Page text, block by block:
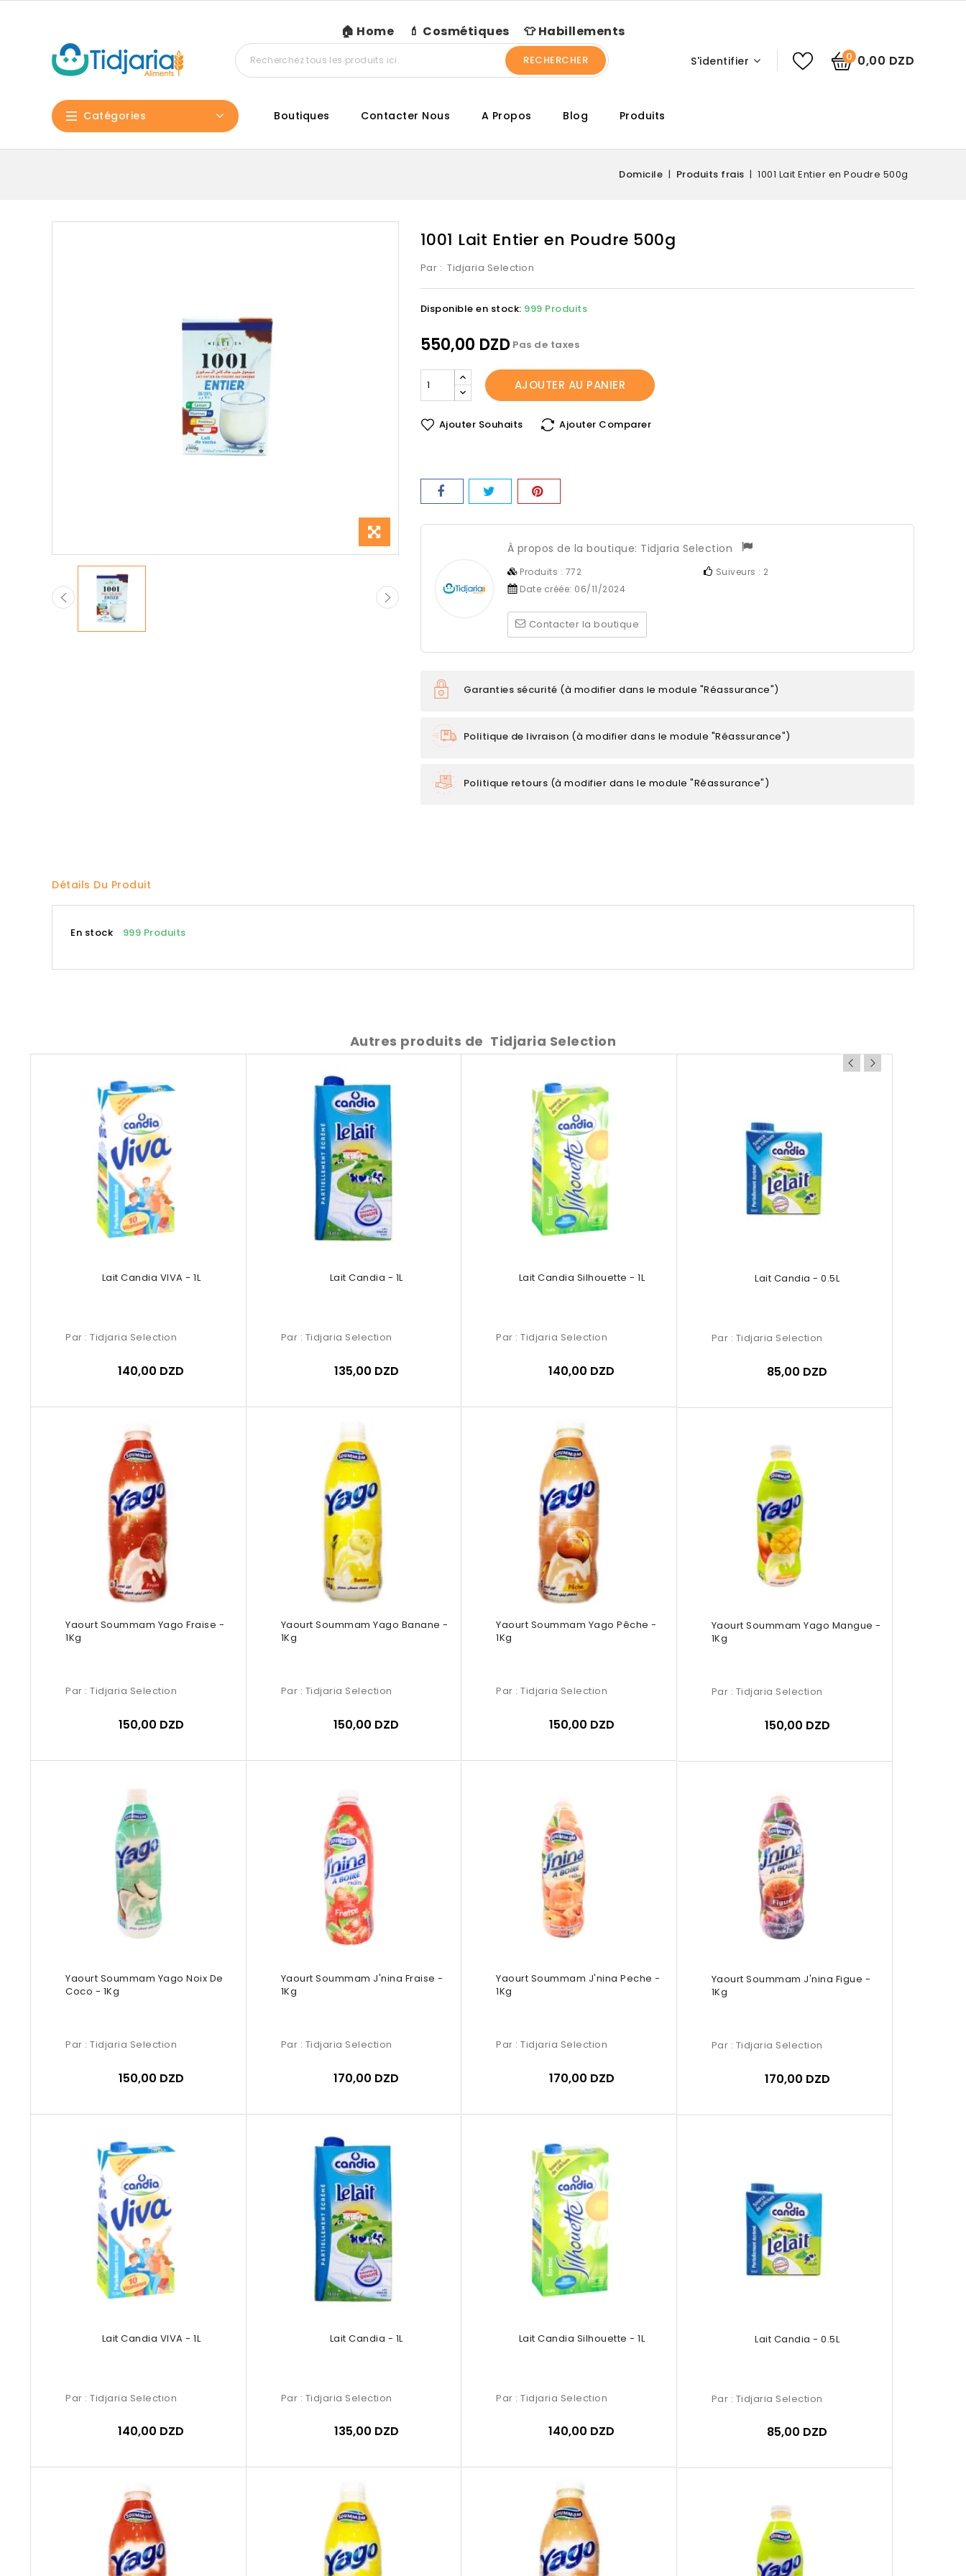
🏠 Home 💄 Cosmétiques 👕 Habillements
0 0,00 DZD
S'identifier
RECHERCHER
Catégories Boutiques Contacter Nous A Propos Blog Produits
Domicile Produits frais 1001 Lait Entier en Poudre 500g
1001 Lait Entier en Poudre 500g
Par : Tidjaria Selection
Disponible en stock: 999 Produits
550,00 DZD Pas de taxes
AJOUTER AU PANIER
Ajouter Souhaits Ajouter Comparer
À propos de la boutique: Tidjaria Selection
Produits : 772 Suiveurs : 2
Date créée: 06/11/2024
Contacter la boutique
Garanties sécurité (à modifier dans le module "Réassurance")
Politique de livraison (à modifier dans le module "Réassurance")
Politique retours (à modifier dans le module "Réassurance")
Détails Du Produit
En stock 999 Produits
Autres produits de Tidjaria Selection
Lait Candia VIVA - 1L
Par : Tidjaria Selection
140,00 DZD
Lait Candia - 1L
Par : Tidjaria Selection
135,00 DZD
Lait Candia Silhouette - 1L
Par : Tidjaria Selection
140,00 DZD
Lait Candia - 0.5L
Par : Tidjaria Selection
85,00 DZD
Yaourt Soummam Yago Fraise -
1Kg
Par : Tidjaria Selection
150,00 DZD
Yaourt Soummam Yago Banane -
1Kg
Par : Tidjaria Selection
150,00 DZD
Yaourt Soummam Yago Pêche -
1Kg
Par : Tidjaria Selection
150,00 DZD
Yaourt Soummam Yago Mangue -
1Kg
Par : Tidjaria Selection
150,00 DZD
Yaourt Soummam Yago Noix De
Coco - 1Kg
Par : Tidjaria Selection
150,00 DZD
Yaourt Soummam J'nina Fraise -
1Kg
Par : Tidjaria Selection
170,00 DZD
Yaourt Soummam J'nina Peche -
1Kg
Par : Tidjaria Selection
170,00 DZD
Yaourt Soummam J'nina Figue -
1Kg
Par : Tidjaria Selection
170,00 DZD
Lait Candia VIVA - 1L
Par : Tidjaria Selection
140,00 DZD
Lait Candia - 1L
Par : Tidjaria Selection
135,00 DZD
Lait Candia Silhouette - 1L
Par : Tidjaria Selection
140,00 DZD
Lait Candia - 0.5L
Par : Tidjaria Selection
85,00 DZD